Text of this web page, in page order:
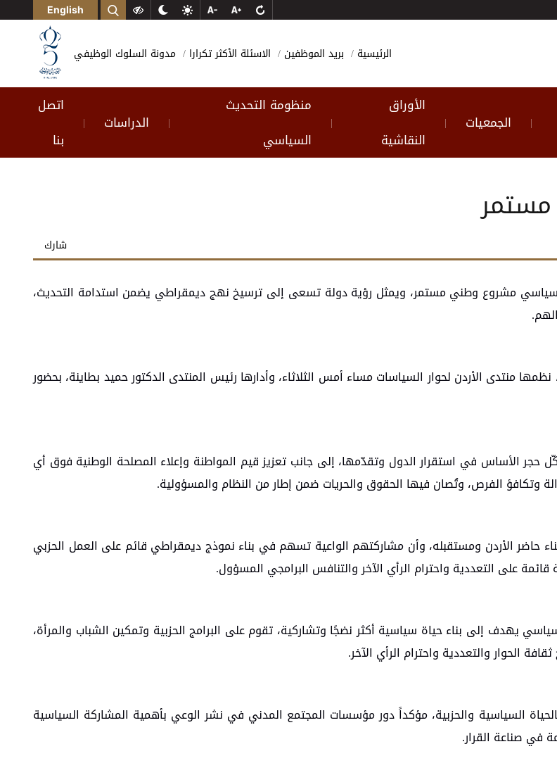
English
الرئيسية بريد الموظفين الاسئلة الأكثر تكرارا مدونة السلوك الوظيفي
| الجمعيات |
الأوراق
النقاشية
|
منظومة التحديث
السياسي
| الدراسات |
اتصل
بنا
شارك
السياسي مشروع وطني مستمر، ويمثل رؤية دولة تسعى إلى ترسيخ نهج ديمقراطي يضمن استدامة التحديث،
منتدى الأردن لحوار السياسات مساء أمس الثلاثاء، وأدارها رئيس المنتدى الدكتور حميد بطاينة، بحضور
حجر الأساس في استقرار الدول وتقدّمها، إلى جانب تعزيز قيم المواطنة وإعلاء المصلحة الوطنية فوق أي
وتكافؤ الفرص، وتُصان فيها الحقوق والحريات ضمن إطار من النظام والمسؤولية.
حاضر الأردن ومستقبله، وأن مشاركتهم الواعية تسهم في بناء نموذج ديمقراطي قائم على العمل الحزبي
على التعددية واحترام الرأي الآخر والتنافس البرامجي المسؤول.
يهدف إلى بناء حياة سياسية أكثر نضجًا وتشاركية، تقوم على البرامج الحزبية وتمكين الشباب والمرأة،
الحوار والتعددية واحترام الرأي الآخر.
السياسية والحزبية، مؤكداً دور مؤسسات المجتمع المدني في نشر الوعي بأهمية المشاركة السياسية
في صناعة القرار.